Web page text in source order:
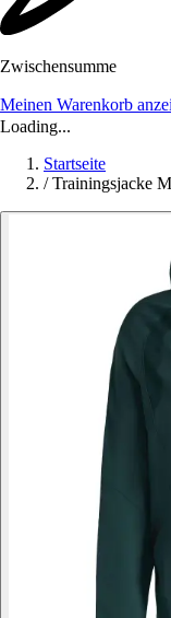
Zwischensumme
Meinen Warenkorb
Loading...
Startseite
/ Trainingsjacke